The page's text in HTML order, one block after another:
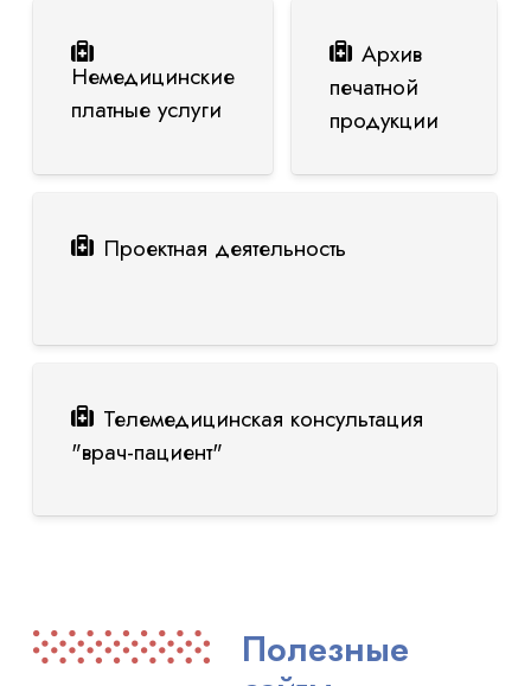
Немедицинские
платные услуги
Архив
печатной
продукции
Проектная деятельность
Телемедицинская консультация
"врач-пациент"
Полезные